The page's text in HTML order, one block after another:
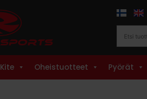
Kite Oheistuotteet Pyörät